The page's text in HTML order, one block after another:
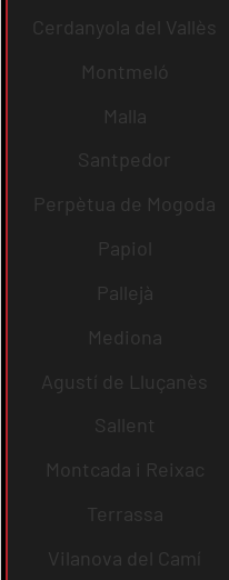
Cerdanyola del Vallès
Montmeló
Malla
Santpedor
Perpètua de Mogoda
Papiol
Pallejà
Mediona
Agustí de Lluçanès
Sallent
Montcada i Reixac
Terrassa
Vilanova del Camí